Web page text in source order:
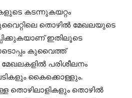
കടന്നുകയറ്റം
തൊഴിൽ മേഖലയുടെ
ഇതിലൂടെ
കുവൈത്ത്
പരിശീലനം
കൈക്കൊള്ളും.
തൊഴിലാളികളും തൊഴിൽ